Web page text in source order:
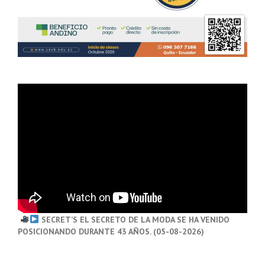
SECRET’S EL SECRETO DE LA MODA SE HA VENIDO
POSICIONANDO DURANTE 43 AÑOS. (05-08-2026)